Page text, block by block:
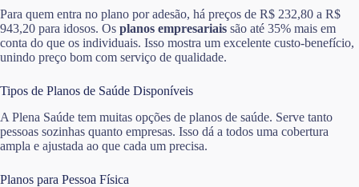
Para quem entra no plano por adesão, há preços de R$ 232,80 a R$
943,20 para idosos. Os planos empresariais são até 35% mais em
conta do que os individuais. Isso mostra um excelente custo-benefício,
unindo preço bom com serviço de qualidade.
Tipos de Planos de Saúde Disponíveis
A Plena Saúde tem muitas opções de planos de saúde. Serve tanto
pessoas sozinhas quanto empresas. Isso dá a todos uma cobertura
ampla e ajustada ao que cada um precisa.
Planos para Pessoa Física